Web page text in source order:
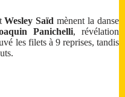
Wesley Saïd mènent la danse
Panichelli, révélation
les filets à 9 reprises, tandis